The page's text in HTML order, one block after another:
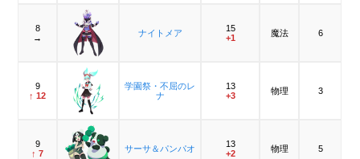
8
→
ナイトメア
15
+1
魔法 6
9
↑ 12
学園祭・不屈のレ
ナ
13
+3
物理 3
9
↑ 7
サーサ＆パンパオ
13
+2
物理 5